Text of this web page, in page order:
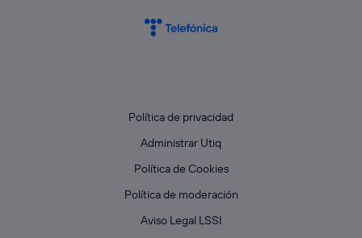
Política de privacidad
Administrar Utiq
Política de Cookies
Política de moderación
Aviso Legal LSSI